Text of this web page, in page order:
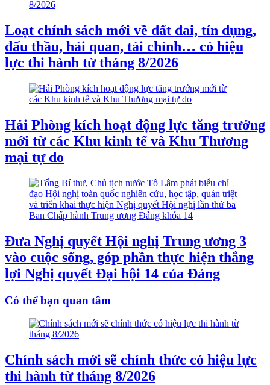
Loạt chính sách mới về đất đai, tín dụng,
đấu thầu, hải quan, tài chính… có hiệu
lực thi hành từ tháng 8/2026
Hải Phòng kích hoạt động lực tăng trưởng
mới từ các Khu kinh tế và Khu Thương
mại tự do
Đưa Nghị quyết Hội nghị Trung ương 3
vào cuộc sống, góp phần thực hiện thắng
lợi Nghị quyết Đại hội 14 của Đảng
Có thể bạn quan tâm
Chính sách mới sẽ chính thức có hiệu lực
thi hành từ tháng 8/2026